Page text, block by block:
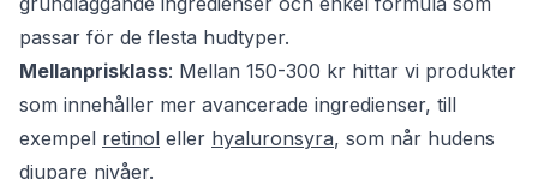
passar för de flesta hudtyper.
Mellanprisklass: Mellan 150-300 kr hittar vi produkter
som innehåller mer avancerade ingredienser, till
exempel retinol eller hyaluronsyra, som når hudens
djupare nivåer.